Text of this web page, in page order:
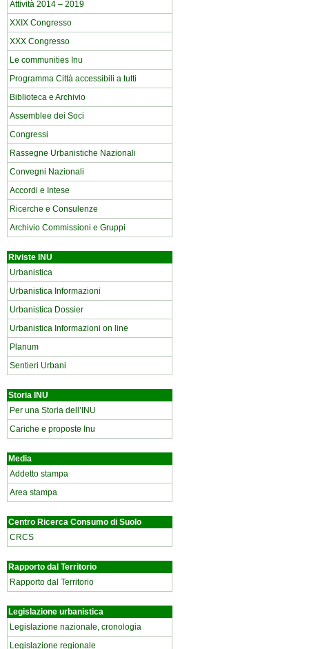
Attività 2014 – 2019
XXIX Congresso
XXX Congresso
Le communities Inu
Programma Città accessibili a tutti
Biblioteca e Archivio
Assemblee dei Soci
Congressi
Rassegne Urbanistiche Nazionali
Convegni Nazionali
Accordi e Intese
Ricerche e Consulenze
Archivio Commissioni e Gruppi
Riviste INU
Urbanistica
Urbanistica Informazioni
Urbanistica Dossier
Urbanistica Informazioni on line
Planum
Sentieri Urbani
Storia INU
Per una Storia dell’INU
Cariche e proposte Inu
Media
Addetto stampa
Area stampa
Centro Ricerca Consumo di Suolo
CRCS
Rapporto dal Territorio
Rapporto dal Territorio
Legislazione urbanistica
Legislazione nazionale, cronologia
Legislazione regionale